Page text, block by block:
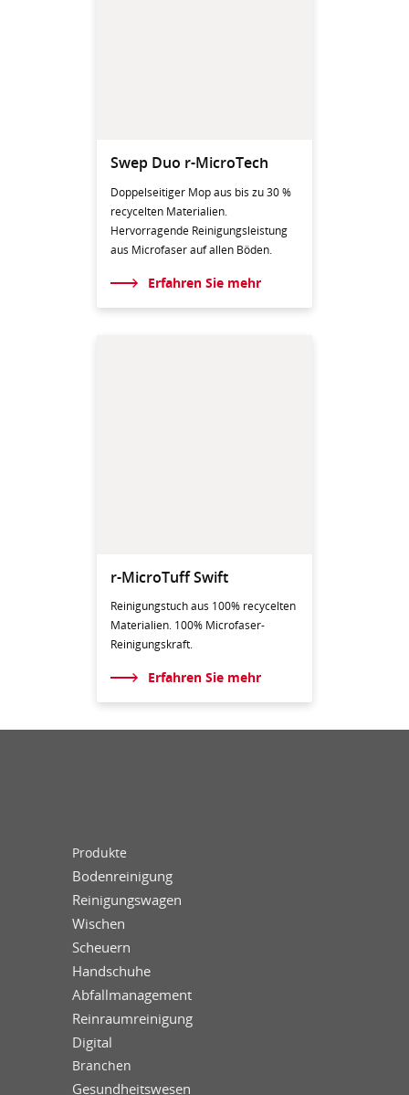
Swep Duo r-MicroTech
Doppelseitiger Mop aus bis zu 30 %
recycelten Materialien.
Hervorragende Reinigungsleistung
aus Microfaser auf allen Böden.
Erfahren Sie mehr
r-MicroTuff Swift
Reinigungstuch aus 100% recycelten
Materialien. 100% Microfaser-
Reinigungskraft.
Erfahren Sie mehr
Produkte
Bodenreinigung
Reinigungswagen
Wischen
Scheuern
Handschuhe
Abfallmanagement
Reinraumreinigung
Digital
Branchen
Gesundheitswesen